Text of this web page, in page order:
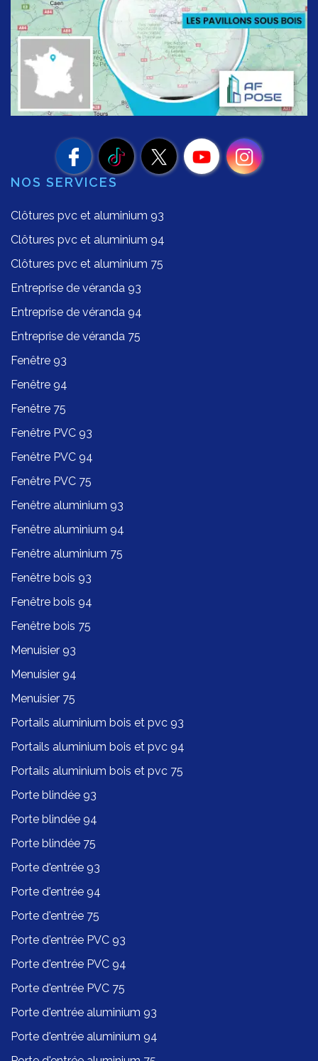
NOS SERVICES
Clôtures pvc et aluminium 93
Clôtures pvc et aluminium 94
Clôtures pvc et aluminium 75
Entreprise de véranda 93
Entreprise de véranda 94
Entreprise de véranda 75
Fenêtre 93
Fenêtre 94
Fenêtre 75
Fenêtre PVC 93
Fenêtre PVC 94
Fenêtre PVC 75
Fenêtre aluminium 93
Fenêtre aluminium 94
Fenêtre aluminium 75
Fenêtre bois 93
Fenêtre bois 94
Fenêtre bois 75
Menuisier 93
Menuisier 94
Menuisier 75
Portails aluminium bois et pvc 93
Portails aluminium bois et pvc 94
Portails aluminium bois et pvc 75
Porte blindée 93
Porte blindée 94
Porte blindée 75
Porte d'entrée 93
Porte d'entrée 94
Porte d'entrée 75
Porte d'entrée PVC 93
Porte d'entrée PVC 94
Porte d'entrée PVC 75
Porte d'entrée aluminium 93
Porte d'entrée aluminium 94